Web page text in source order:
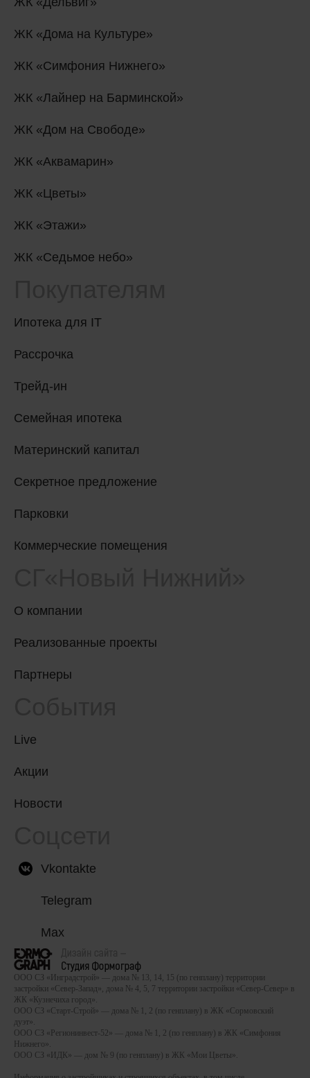
ЖК «Дома на Культуре»
ЖК «Симфония Нижнего»
ЖК «Лайнер на Барминской»
ЖК «Дом на Свободе»
ЖК «Аквамарин»
ЖК «Цветы»
ЖК «Этажи»
ЖК «Седьмое небо»
Ипотека для IT
Рассрочка
Трейд-ин
Семейная ипотека
Материнский капитал
Секретное предложение
Парковки
Коммерческие помещения
О компании
Реализованные проекты
Партнеры
Live
Акции
Новости
Vkontakte
Telegram
Max
ООО СЗ «Инградстрой» — дома № 13, 14, 15 (по генплану) территории
застройки «Север-Запад», дома № 4, 5, 7 территории застройки «Север-Север» в
ЖК «Кузнечиха город».
ООО СЗ «Старт-Строй» — дома № 1, 2 (по генплану) в ЖК «Сормовский
дуэт».
ООО СЗ «Регионинвест-52» — дома № 1, 2 (по генплану) в ЖК «Симфония
Нижнего».
ООО СЗ «ИДК» — дом № 9 (по генплану) в ЖК «Мои Цветы».